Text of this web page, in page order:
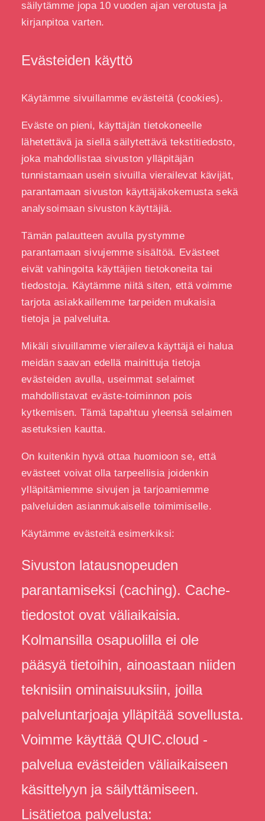
säilytämme jopa 10 vuoden ajan verotusta ja
kirjanpitoa varten.
Evästeiden käyttö
Käytämme sivuillamme evästeitä (cookies).
Eväste on pieni, käyttäjän tietokoneelle
lähetettävä ja siellä säilytettävä tekstitiedosto,
joka mahdollistaa sivuston ylläpitäjän
tunnistamaan usein sivuilla vierailevat kävijät,
parantamaan sivuston käyttäjäkokemusta sekä
analysoimaan sivuston käyttäjiä.
Tämän palautteen avulla pystymme
parantamaan sivujemme sisältöä. Evästeet
eivät vahingoita käyttäjien tietokoneita tai
tiedostoja. Käytämme niitä siten, että voimme
tarjota asiakkaillemme tarpeiden mukaisia
tietoja ja palveluita.
Mikäli sivuillamme vieraileva käyttäjä ei halua
meidän saavan edellä mainittuja tietoja
evästeiden avulla, useimmat selaimet
mahdollistavat eväste-toiminnon pois
kytkemisen. Tämä tapahtuu yleensä selaimen
asetuksien kautta.
On kuitenkin hyvä ottaa huomioon se, että
evästeet voivat olla tarpeellisia joidenkin
ylläpitämiemme sivujen ja tarjoamiemme
palveluiden asianmukaiselle toimimiselle.
Käytämme evästeitä esimerkiksi:
Sivuston latausnopeuden
parantamiseksi (caching). Cache-
tiedostot ovat väliaikaisia.
Kolmansilla osapuolilla ei ole
pääsyä tietoihin, ainoastaan niiden
teknisiin ominaisuuksiin, joilla
palveluntarjoaja ylläpitää sovellusta.
Voimme käyttää QUIC.cloud -
palvelua evästeiden väliaikaiseen
käsittelyyn ja säilyttämiseen.
Lisätietoa palvelusta: